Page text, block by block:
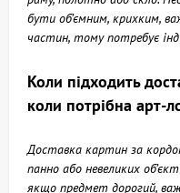
бути об’ємним, крихким,
частин, тому потребує
Коли підходить
коли потрібна арт-
Доставка картин за
панно або невеликих
якщо предмет дорогий,